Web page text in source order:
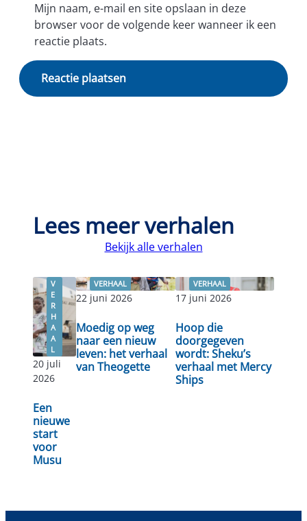
Mijn naam, e-mail en site opslaan in deze
browser voor de volgende keer wanneer ik een
reactie plaats.
Lees meer verhalen
Bekijk alle verhalen
V
E
R
H
A
A
L
20 juli
2026
Een
nieuwe
start
voor
Musu
Lees
verder
VERHAAL
22 juni 2026
Moedig op weg
naar een nieuw
leven: het verhaal
van Theogette
Lees verder
VERHAAL
17 juni 2026
Hoop die
doorgegeven
wordt: Sheku’s
verhaal met Mercy
Ships
Lees verder